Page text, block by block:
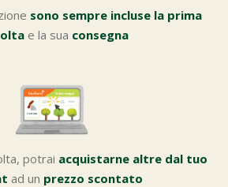
sono sempre incluse la prima
e la sua consegna
potrai acquistarne altre dal tuo
ad un prezzo scontato